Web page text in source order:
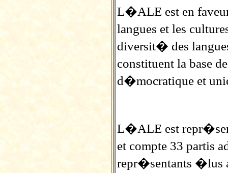
L�ALE est en
langues et les
diversit� des
constituent la base
d�mocratique et
L�ALE est
et compte 33 partis
repr�sentants �lus